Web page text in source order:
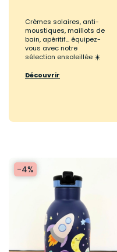
Crèmes solaires, anti-
moustiques, maillots de
bain, apéritif... équipez-
vous avec notre
sélection ensoleillée ☀️
Découvrir
-4%